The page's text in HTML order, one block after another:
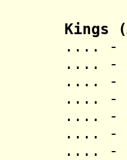
Kings (
....
....
....
....